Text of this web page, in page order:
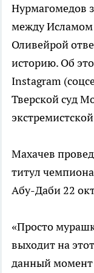
Нурмагомедов
между
Оливейрой
историю. Об
Instagram
Тверской суд
Махачев
титул
Абу-Даби 22
«Просто
выходит на
данный момент